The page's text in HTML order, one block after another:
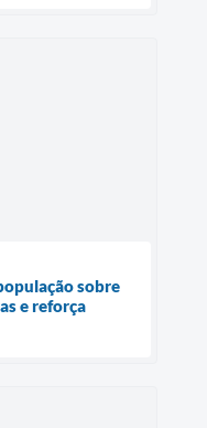
sobre
e reforça